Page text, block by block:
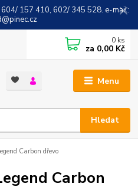
157 410, 602/ 345 528. e-mail:
Menu
Hledat
0 ks
za 0,00 Kč
Carbon dřevo
Carbon